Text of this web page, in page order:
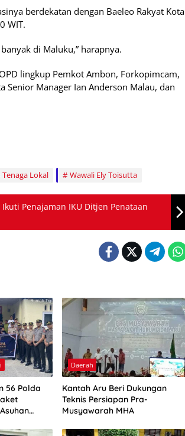
berdekatan dengan Baeleo Rakyat Kota
WIT.
di Maluku,” harapnya.
lingkup Pemkot Ambon, Forkopimcam,
Senior Manager Ian Anderson Malau, dan
Tenaga Lokal Wawali Ely Toisutta
Penajaman IKU Ditjen Penataan
56 Polda
Daerah
Kantah Aru Beri Dukungan
Teknis Persiapan Pra-
Musyawarah MHA